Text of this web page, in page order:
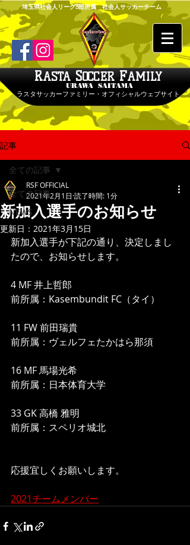
埼玉県社会人リーグ3部所属 社会人サッカーチーム
RASTASOCCERFAMILY
URAWA SAITAMA
ラスタサッカーファミリー・オフィシャルウェブサイト
記事
全ての記事
NEWS
全ての記事
新加入選手のお知らせ
RSF OFFICIAL
2021年2月1日 読了時間: 1分
更新日： 2021年3月15日
新加入選手が下記の通り、決定しまし
たので、お知らせします。
4 MF 井上哲郎
前所属：Kasembundit FC（タイ）
11 FW 前田瑞貴
前所属：ヴェルフェたかはら那須
16 MF 馬場光希
前所属：日本体育大学
33 GK 高橋 雅明
前所属：スペリオ城北
応援宜しくお願いします。
2021チームメンバー